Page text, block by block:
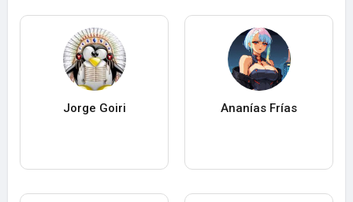
Jorge Goiri Ananías Frías